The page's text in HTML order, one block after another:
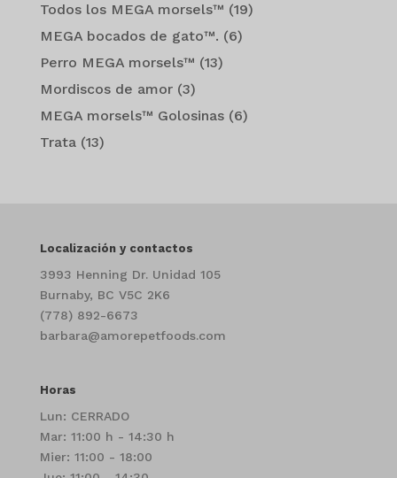
Todos los MEGA morsels™ (19)
MEGA bocados de gato™. (6)
Perro MEGA morsels™ (13)
Mordiscos de amor (3)
MEGA morsels™ Golosinas (6)
Trata (13)
Localización y contactos
3993 Henning Dr. Unidad 105
Burnaby, BC V5C 2K6
(778) 892-6673
barbara@amorepetfoods.com
Horas
Lun: CERRADO
Mar: 11:00 h - 14:30 h
Mier: 11:00 - 18:00